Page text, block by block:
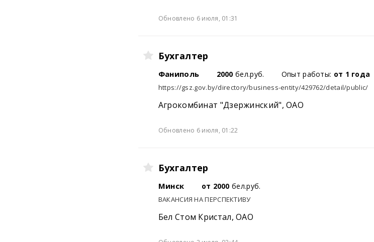
Обновлено 6 июля, 01:31
Бухгалтер
Фаниполь 2000 бел.руб. Опыт работы: от 1 года
https://gsz.gov.by/directory/business-entity/429762/detail/public/
Агрокомбинат "Дзержинский", ОАО
Обновлено 6 июля, 01:22
Бухгалтер
Минск от 2000 бел.руб.
ВАКАНСИЯ НА ПЕРСПЕКТИВУ
Бел Стом Кристал, ОАО